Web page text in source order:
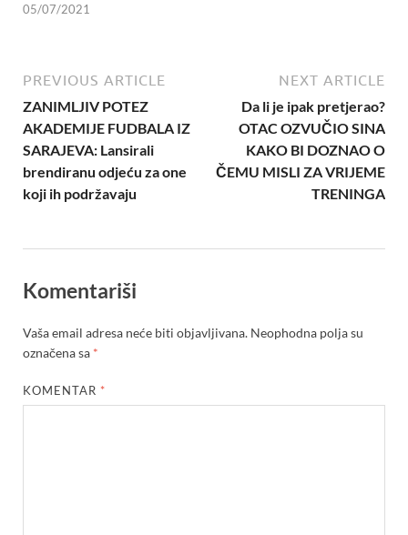
05/07/2021
PREVIOUS ARTICLE
ZANIMLJIV POTEZ
AKADEMIJE FUDBALA IZ
SARAJEVA: Lansirali
brendiranu odjeću za one
koji ih podržavaju
NEXT ARTICLE
Da li je ipak pretjerao?
OTAC OZVUČIO SINA
KAKO BI DOZNAO O
ČEMU MISLI ZA VRIJEME
TRENINGA
Komentariši
Vaša email adresa neće biti objavljivana. Neophodna polja su
označena sa *
KOMENTAR *